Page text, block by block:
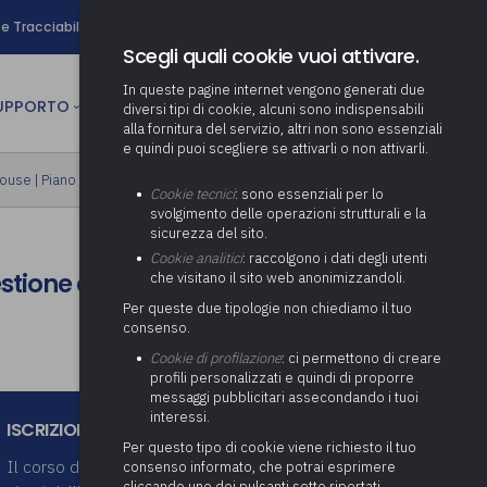
e Tracciabilità
Determinazione fondo risorse
decentrate
Pratiche previdenziali
ai comuni per l’attivazione di
(Partenariato Pubblico
Privato)
Società e organismi
adempimenti degli enti locali
Adeguamento del sistema di
gestione documentale alle
nuove linee guida sul
documento informatico
Protezione dei Dati (RPD,
altrimenti denominato Data
Protection Officer, DPO)
Supporto transizione al
digitale
Gestione IVA
Gestione IRAP
Consolidato
Relazione di fine e inizio
mandato
Supporto alla predisposizione
del Piano Economico-
Attività di supporto Gare
Energetiche (ex Legge 10/91)
Controllo Pratiche Sismiche
CULTURA person AREA RISERVATA
| Piano formativo gratuito associati
evoluta della
ISCRIZIONI
Il corso dovrà essere completato entro 60
Scegli quali cookie vuoi attivare.
In queste pagine internet vengono generati due
diversi tipi di cookie, alcuni sono indispensabili
alla fornitura del servizio, altri non sono essenziali
e quindi puoi scegliere se attivarli o non attivarli.
Cookie tecnici: sono essenziali per lo
svolgimento delle operazioni strutturali e la
sicurezza del sito.
Cookie analitici: raccolgono i dati degli utenti
che visitano il sito web anonimizzandoli.
Per queste due tipologie non chiediamo il tuo
consenso.
Cookie di profilazione: ci permettono di creare
profili personalizzati e quindi di proporre
messaggi pubblicitari assecondando i tuoi
interessi.
Per questo tipo di cookie viene richiesto il tuo
consenso informato, che potrai esprimere